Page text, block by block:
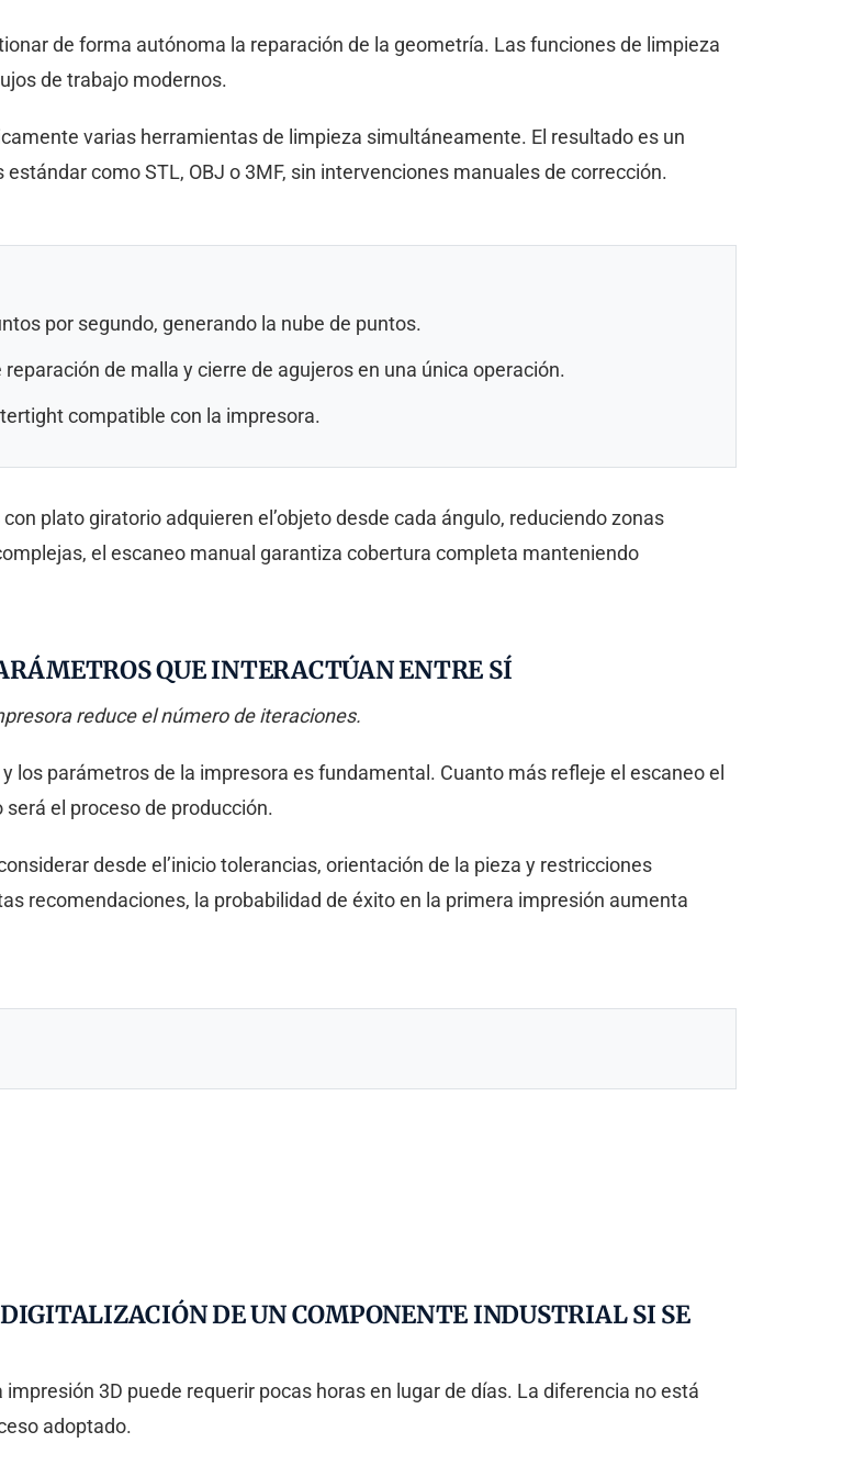
de forma autónoma la reparación de la geometría. Las funciones de limpieza
de trabajo modernos.
varias herramientas de limpieza simultáneamente. El resultado es un
como STL, OBJ o 3MF, sin intervenciones manuales de corrección.
por segundo, generando la nube de puntos.
de malla y cierre de agujeros en una única operación.
compatible con la impresora.
plato giratorio adquieren el’objeto desde cada ángulo, reduciendo zonas
el escaneo manual garantiza cobertura completa manteniendo
QUE INTERACTÚAN ENTRE SÍ
reduce el número de iteraciones.
los parámetros de la impresora es fundamental. Cuanto más refleje el escaneo el
el proceso de producción.
desde el’inicio tolerancias, orientación de la pieza y restricciones
recomendaciones, la probabilidad de éxito en la primera impresión aumenta
DE UN COMPONENTE INDUSTRIAL SI SE
3D puede requerir pocas horas en lugar de días. La diferencia no está
adoptado.